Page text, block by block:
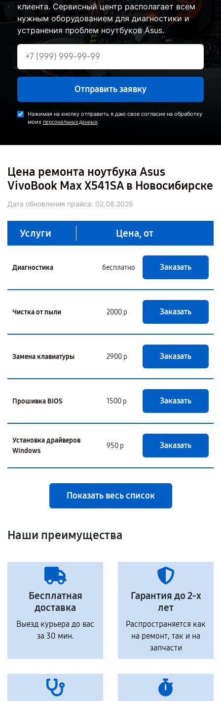
клиента. Сервисный центр располагает всем
нужным оборудованием для диагностики и
устранения проблем ноутбуков Asus.
Отправить заявку
Нажимая на кнопку отправить я даю свое согласие на обработку
моих персональных данных.
Цена ремонта ноутбука Asus
VivoBook Max X541SA в Новосибирске
Дата обновления прайса: 02.08.2026
Услуги Цена, от
Диагностика бесплатно Заказать
Чистка от пыли 2000 р Заказать
Замена клавиатуры 2900 р Заказать
Прошивка BIOS 1500 р Заказать
Установка драйверов
Windows
950 р Заказать
Показать весь список
Наши преимущества
Бесплатная
доставка
Выезд курьера до вас
за 30 мин.
Гарантия до 2-х
лет
Распространяется как
на ремонт, так и на
запчасти